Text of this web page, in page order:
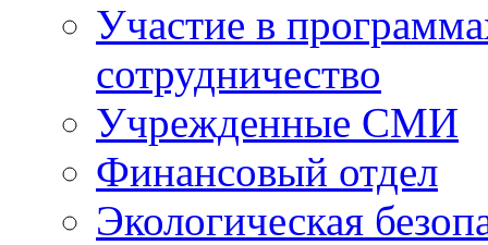
Участие в
сотрудничество
Учрежденные СМИ
Финансовый отдел
Экологическая